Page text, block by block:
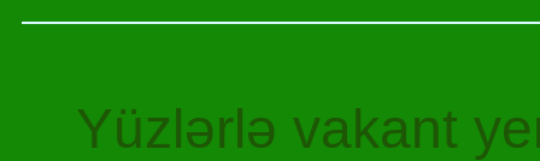
Yüzlərlə vakant